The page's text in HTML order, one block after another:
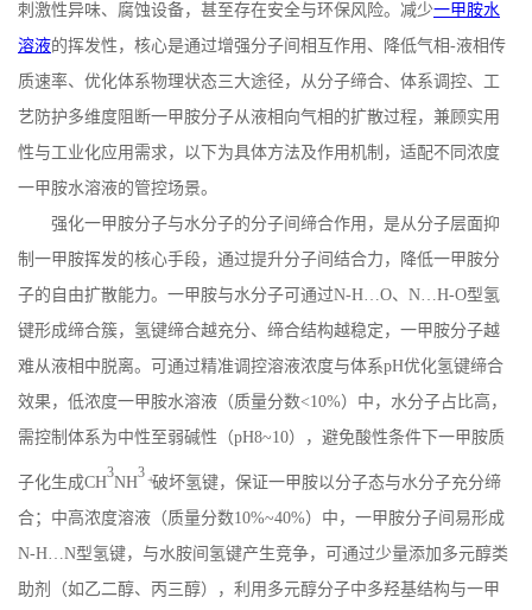
刺激性异味、腐蚀设备，甚至存在安全与环保风险。减少一甲胺水
溶液的挥发性，核心是通过增强分子间相互作用、降低气相-液相传
质速率、优化体系物理状态三大途径，从分子缔合、体系调控、工
艺防护多维度阻断一甲胺分子从液相向气相的扩散过程，兼顾实用
性与工业化应用需求，以下为具体方法及作用机制，适配不同浓度
一甲胺水溶液的管控场景。
强化一甲胺分子与水分子的分子间缔合作用，是从分子层面抑
制一甲胺挥发的核心手段，通过提升分子间结合力，降低一甲胺分
子的自由扩散能力。一甲胺与水分子可通过N-H…O、 N…H-O型氢
键形成缔合簇，氢键缔合越充分、缔合结构越稳定，一甲胺分子越
难从液相中脱离。可通过精准调控溶液浓度与体系pH优化氢键缔合
效果，低浓度一甲胺水溶液（质量分数<10%）中，水分子占比高，
需控制体系为中性至弱碱性（pH8~10），避免酸性条件下一甲胺质
子化生成CH
3
NH
3+破坏氢键，保证一甲胺以分子态与水分子充分缔
合；中高浓度溶液（质量分数10%~40%）中，一甲胺分子间易形成
N-H…N型氢键，与水胺间氢键产生竞争，可通过少量添加多元醇类
助剂（如乙二醇、丙三醇），利用多元醇分子中多羟基结构与一甲